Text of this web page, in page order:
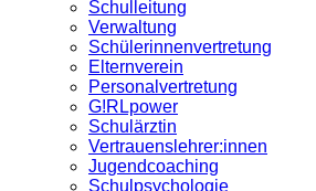
Schulleitung
Verwaltung
Schülerinnenvertretung
Elternverein
Personalvertretung
G!RLpower
Schulärztin
Vertrauenslehrer:innen
Jugendcoaching
Schulpsychologie